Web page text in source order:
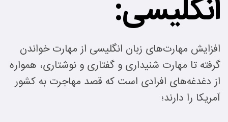
انگلیسی:
افزایش مهارت‌های زبان انگلیسی از مهارت خواندن
گرفته تا مهارت شنیداری و گفتاری و نوشتاری، همواره
از دغدغه‌های افرادی است که قصد مهاجرت به کشور
آمریکا را دارند؛